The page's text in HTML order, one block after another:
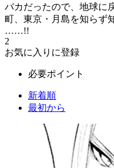
バカだったので、地球
町、東京・月島を知らず
……!!
2
お気に入りに登録
必要ポイント
新着順
最初から